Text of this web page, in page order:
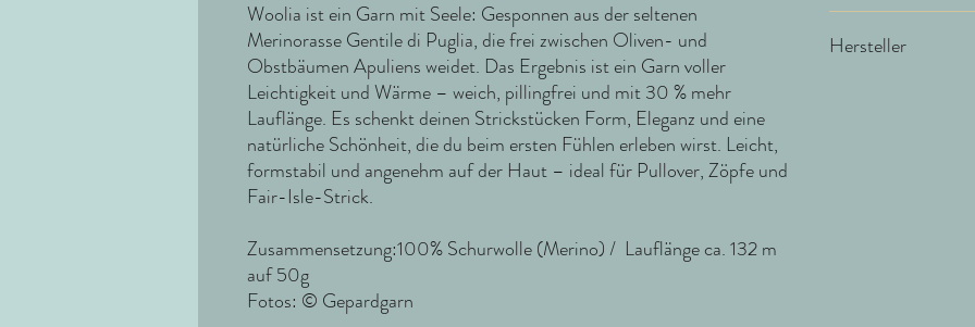
Woolia ist ein Garn mit Seele: Gesponnen aus der seltenen
Merinorasse Gentile di Puglia, die frei zwischen Oliven- und
Obstbäumen Apuliens weidet. Das Ergebnis ist ein Garn voller
Leichtigkeit und Wärme – weich, pillingfrei und mit 30 % mehr
Lauflänge. Es schenkt deinen Strickstücken Form, Eleganz und eine
natürliche Schönheit, die du beim ersten Fühlen erleben wirst. Leicht,
formstabil und angenehm auf der Haut – ideal für Pullover, Zöpfe und
Fair-Isle-Strick.
Zusammensetzung:100% Schurwolle (Merino) / Lauflänge ca. 132 m
auf 50g
Fotos: © Gepardgarn
Hersteller